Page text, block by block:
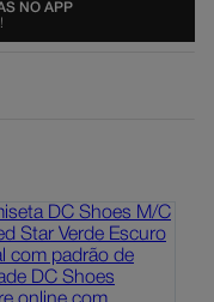
NO APP